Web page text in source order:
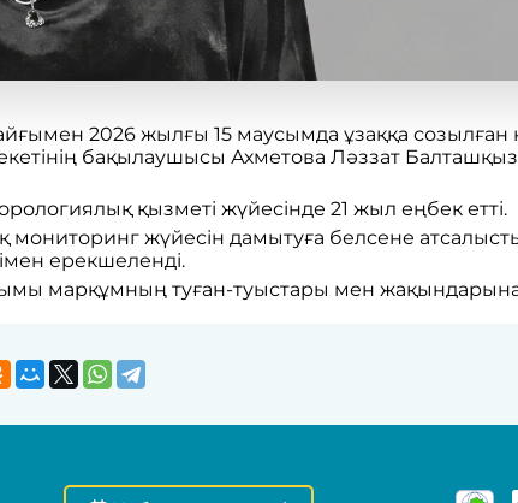
2026 жылғы 15 маусымда ұзаққа созылған
бақылаушысы Ахметова Ләззат
қызметі жүйесінде 21 жыл еңбек етті.
жүйесін дамытуға белсене
ерекшеленді.
марқұмның туған-туыстары мен жақындарына